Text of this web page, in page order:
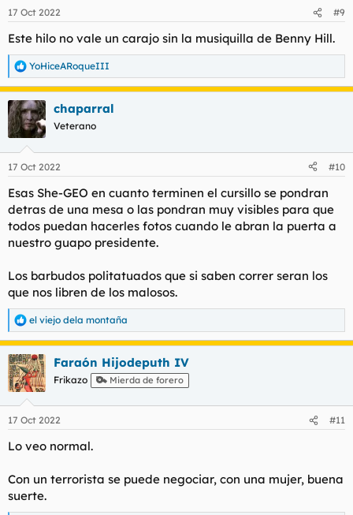
e
:
17 Oct 2022 #9
Este hilo no vale un carajo sin la musiquilla de Benny Hill.
R
e
c
c
i
e
:
YoHiceARoqueIII
chaparral
Veterano
17 Oct 2022 #10
Esas She-GEO en cuanto terminen el cursillo se pondran
detras de una mesa o las pondran muy visibles para que
todos puedan hacerles fotos cuando le abran la puerta a
nuestro guapo presidente.
Los barbudos politatuados que si saben correr seran los
que nos libren de los malosos.
R
e
a
c
c
i
e
:
el viejo dela montaña
Faraón Hijodeputh IV
Frikazo Mierda de forero
17 Oct 2022 #11
Lo veo normal.
Con un terrorista se puede negociar, con una mujer, buena
suerte.